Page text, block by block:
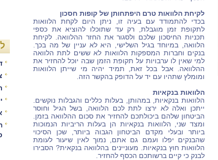
לקיחת הלוואות טרם היפתחותן של קופות חסכון
בכדי להתמודד עם בעיה זו, ניתן היום לקחת הלוואות
לתקופת זמן מוגבלת, רק עד שתוכלו להוציא את כספי
תכניות החיסכון שלכם ולסגור את החזר ההלוואה. לקיחת
הלוואה, במיוחד בגיל השלישי, היא לא עניין של מה בכך.
בנקים וחברות המספקות הלוואות לא ששים לתת הלוואה
למי שאין לו ערבויות על תקופת הזמן שבה יוכל להחזיר את
ההלוואה. אבל בכל זאת, תמיד יהיה מי שייתן הלוואות
ומומלץ שתהיו עם יד על הדופק בהקשר הזה.
הלוואות בנקאיות
הלוואות בנקאיות, במהותן, בעלות כללים והגבלות נוקשים.
ייתכן ואלה לא ירצו לתת לכם הלוואה, בשל הגיל וחוסר
הביטחון שלהם ביכולתכם להחזיר את סכום ההלוואה בזמן.
ומצד שני, הלוואות בנקאיות הן בעלות הריביות הנמוכות
ביותר ובעלי מקדם הביטחון הגבוה ביותר, שכן הסיכוי
שהבנקים יפלו ועמם גם אתם, נמוך לאין שיעור לעומת
הלוואות חוץ בנקאיות. מעוניינים בהלוואה בנקאית? הסבירו
לבנק כי קיים ברשותכם הכסף להחזיר.